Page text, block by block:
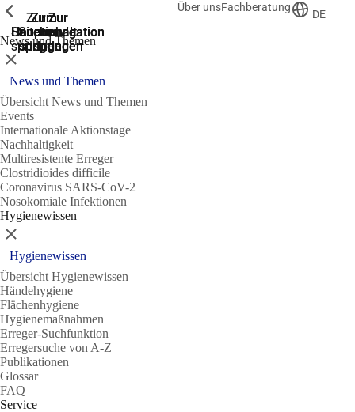
Zur
Suche
springen
Zur
Hauptnavigation
springen
Zur
Hauptnavigation
springen
Zum
Hauptinhalt
springen
Zum
Seitenende
springen
Über unsFachberatung
DE
News und Themen
Zeige vorherige
Schließen
News und Themen
Übersicht News und Themen
Events
Internationale Aktionstage
Nachhaltigkeit
Multiresistente Erreger
Clostridioides difficile
Coronavirus SARS-CoV-2
Nosokomiale Infektionen
Hygienewissen
Zeige vorherige
Schließen
Hygienewissen
Übersicht Hygienewissen
Händehygiene
Flächenhygiene
Hygienemaßnahmen
Erreger-Suchfunktion
Erregersuche von A-Z
Publikationen
Glossar
FAQ
Service
Zeige vorherige